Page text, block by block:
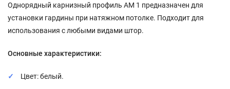
Однорядный карнизный профиль АМ 1 предназначен для
установки гардины при натяжном потолке. Подходит для
использования с любыми видами штор.
Основные характеристики:
Цвет: белый.